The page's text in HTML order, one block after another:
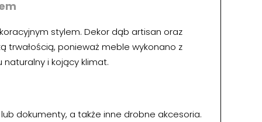
stylem. Dekor dąb artisan oraz
trwałością, ponieważ meble wykonano z
i kojący klimat.
dokumenty, a także inne drobne akcesoria.